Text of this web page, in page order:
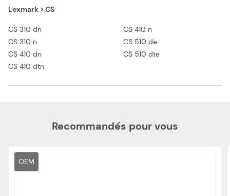
Lexmark > CS
CS 310 dn
CS 310 n
CS 410 dn
CS 410 dtn
CS 410 n
CS 510 de
CS 510 dte
Recommandés pour vous
OEM